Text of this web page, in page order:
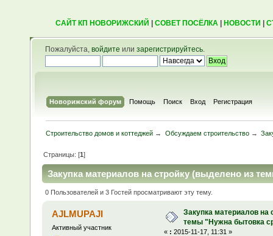
САЙТ КП НОВОРИЖСКИЙ СОВЕТ ПОСЁЛКА| НОВОСТИ
Пожалуйста, войдите или зарегистрируйтесь.
Новорижский форум Помощь Поиск Вход Регистрация
Строительство домов и коттеджей → Обсуждаем строительство→
Страницы: [1]
Закупка материалов на стройку (выделено из
0 Пользователей и 3 Гостей просматривают эту тему.
AJLMUPAJI
Активный участник
Закупка материалов на
темы "Нужна бытовка
« : 2015-11-17, 11:31 »